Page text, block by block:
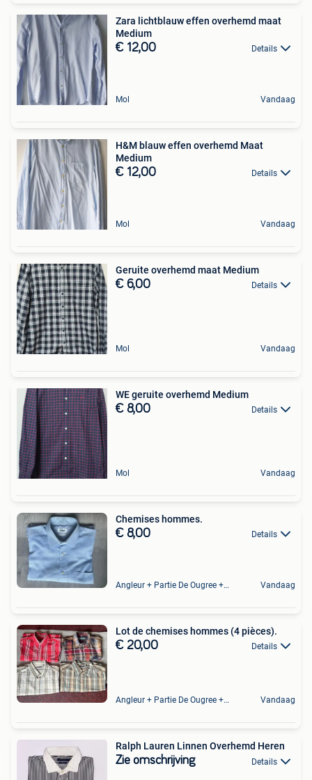
Zara lichtblauw effen overhemd maat
Medium
€ 12,00 Details
Mol Vandaag
H&M blauw effen overhemd Maat
Medium
€ 12,00 Details
Mol Vandaag
Geruite overhemd maat Medium
€ 6,00 Details
Mol Vandaag
WE geruite overhemd Medium
€ 8,00 Details
Mol Vandaag
Chemises hommes.
€ 8,00 Details
Angleur + Partie De Ougree + Partie De Tilff Et De Embourg Vandaag
Lot de chemises hommes (4 pièces).
€ 20,00 Details
Angleur + Partie De Ougree + Partie De Tilff Et De Embourg Vandaag
Ralph Lauren Linnen Overhemd Heren
Zie omschrijving Details